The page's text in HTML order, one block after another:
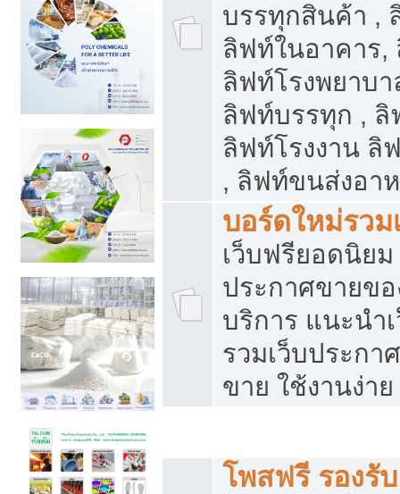
บรรทุกสินค้า ,
ลิฟท์ในอาคาร,
ลิฟท์โรงพยาบ
ลิฟท์บรรทุก ,
ลิฟท์โรงงาน ลิ
, ลิฟท์ขนส่งอา
บอร์ดใหม่รว
เว็บฟรียอดนิย
ประกาศขายข
บริการ แนะนำ
รวมเว็บประกา
ขาย ใช้งานง่าย
โพสฟรี รองรั